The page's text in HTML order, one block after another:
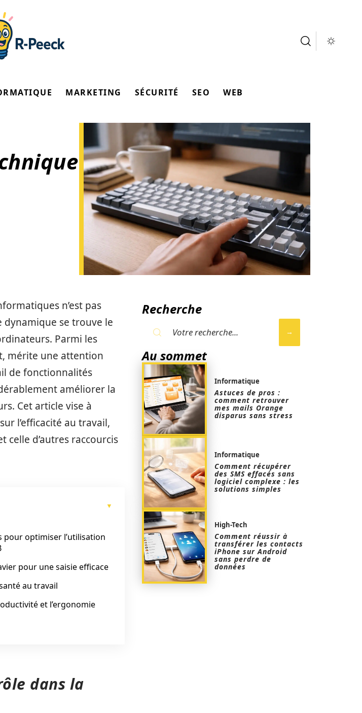
MARKETING SÉCURITÉ SEO WEB
n’est pas
dynamique se trouve le
Parmi les
mérite une attention
de fonctionnalités
améliorer la
Cet article vise à
l’efficacité au travail,
d’autres raccourcis
pour optimiser l’utilisation
pour une saisie efficace
au travail
et l’ergonomie
dans la
Recherche
Au sommet
Informatique
Astuces de pros :
comment retrouver
mes mails Orange
disparus sans stress
Informatique
Comment récupérer
des SMS effacés sans
logiciel complexe : les
solutions simples
High-Tech
Comment réussir à
transférer les contacts
iPhone sur Android
sans perdre de
données